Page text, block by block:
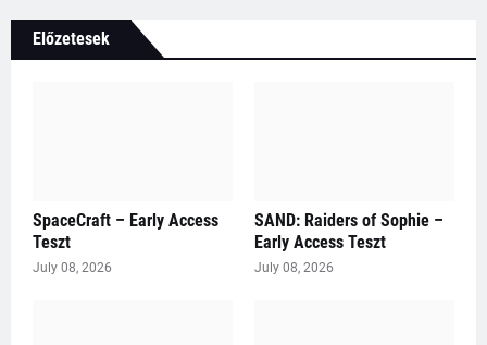
Előzetesek
SpaceCraft – Early Access
Teszt
July 08, 2026
SAND: Raiders of Sophie –
Early Access Teszt
July 08, 2026